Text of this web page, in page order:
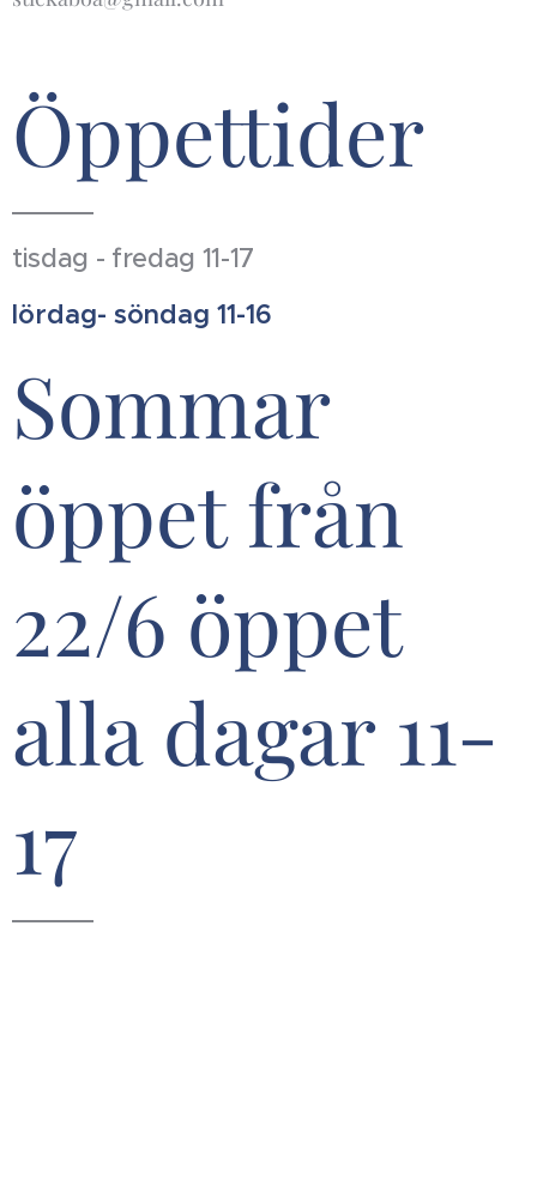
Öppettider
tisdag - fredag 11-17
lördag- söndag 11-16
Sommar
öppet från
22/6 öppet
alla dagar 11-
17